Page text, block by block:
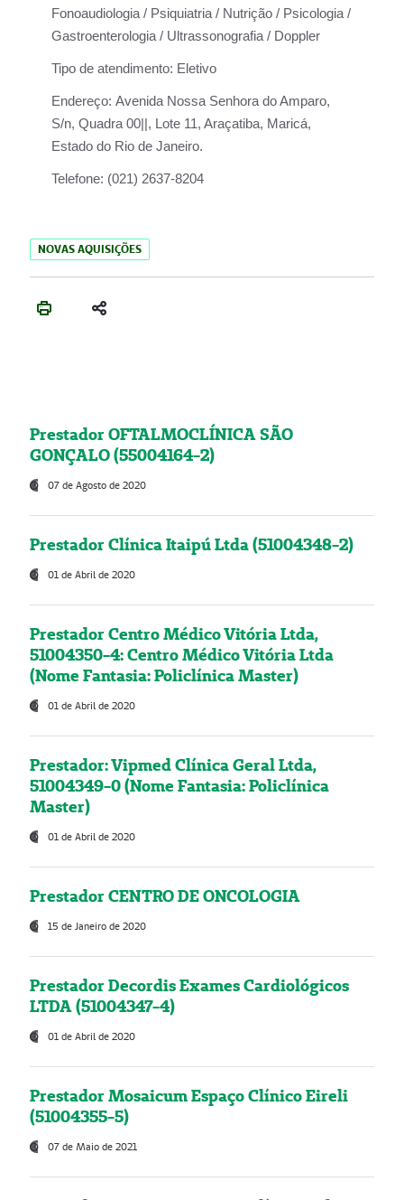
Fonoaudiologia / Psiquiatria / Nutrição / Psicologia /
Gastroenterologia / Ultrassonografia / Doppler
Tipo de atendimento: Eletivo
Endereço: Avenida Nossa Senhora do Amparo,
S/n, Quadra 00||, Lote 11, Araçatiba, Maricá,
Estado do Rio de Janeiro.
Telefone: (021) 2637-8204
NOVAS AQUISIÇÕES
Prestador OFTALMOCLÍNICA SÃO
GONÇALO (55004164-2)
07 de Agosto de 2020
Prestador Clínica Itaipú Ltda (51004348-2)
01 de Abril de 2020
Prestador Centro Médico Vitória Ltda,
51004350-4: Centro Médico Vitória Ltda
(Nome Fantasia: Policlínica Master)
01 de Abril de 2020
Prestador: Vipmed Clínica Geral Ltda,
51004349-0 (Nome Fantasia: Policlínica
Master)
01 de Abril de 2020
Prestador CENTRO DE ONCOLOGIA
15 de Janeiro de 2020
Prestador Decordis Exames Cardiológicos
LTDA (51004347-4)
01 de Abril de 2020
Prestador Mosaicum Espaço Clínico Eireli
(51004355-5)
07 de Maio de 2021